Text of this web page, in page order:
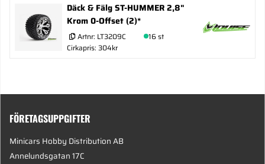
Däck & Fälg ST-HUMMER 2,8"
Krom 0-Offset (2)*
Artnr: LT3209C
16 st
Cirkapris: 304kr
FÖRETAGSUPPGIFTER
Minicars Hobby Distribution AB
Annelundsgatan 17C